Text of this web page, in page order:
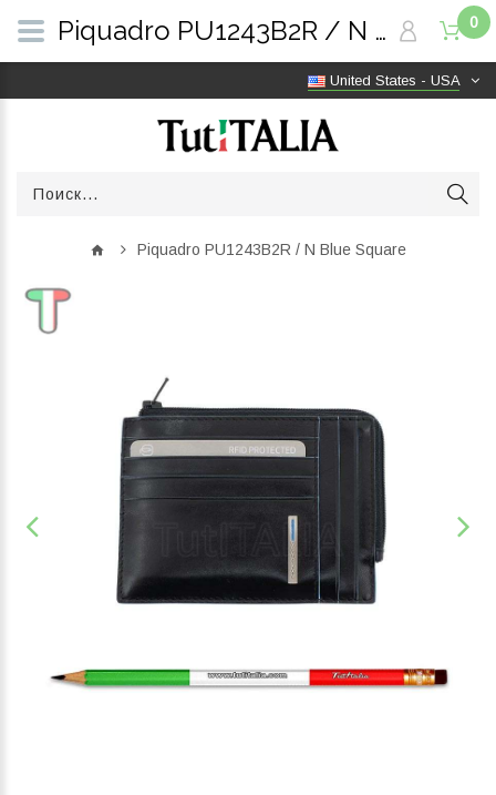
United States - USA
0
Piquadro PU1243B2R / N Blue Square
Piquadro PU1243B2R / N Blue Square | TutITALIA